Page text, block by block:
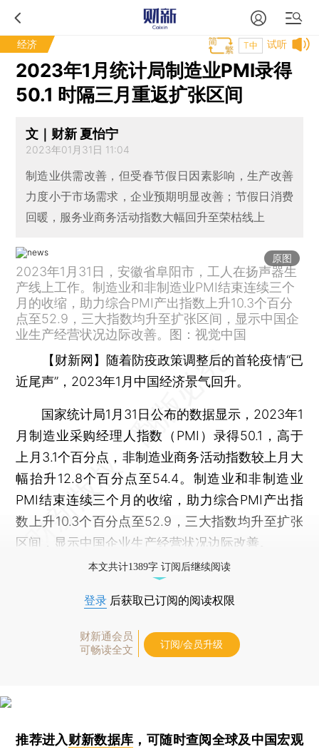
经济 试听
T中
2023年1月统计局制造业PMI录得
50.1 时隔三月重返扩张区间
文｜财新 夏怡宁
2023年01月31日 11:04
制造业供需改善，但受春节假日因素影响，生产改善
力度小于市场需求，企业预期明显改善；节假日消费
回暖，服务业商务活动指数大幅回升至荣枯线上
原图
2023年1月31日，安徽省阜阳市，工人在扬声器生
产线上工作。制造业和非制造业PMI结束连续三个
月的收缩，助力综合PMI产出指数上升10.3个百分
点至52.9，三大指数均升至扩张区间，显示中国企
业生产经营状况边际改善。图：视觉中国
【财新网】 随着防疫政策调整后的首轮疫情“已
近尾声”，2023年1月中国经济景气回升。
国家统计局1月31日公布的数据显示，2023年1
月制造业采购经理人指数（PMI）录得50.1，高于
上月3.1个百分点，非制造业商务活动指数较上月大
幅抬升12.8个百分点至54.4。制造业和非制造业
PMI结束连续三个月的收缩，助力综合PMI产出指
数上升10.3个百分点至52.9，三大指数均升至扩张
区间，显示中国企业生产经营状况边际改善。
本文共计1389字 订阅后继续阅读
登录 后获取已订阅的阅读权限
财新通会员
可畅读全文
订阅/会员升级
推荐进入财新数据库 ，可随时查阅全球及中国宏观